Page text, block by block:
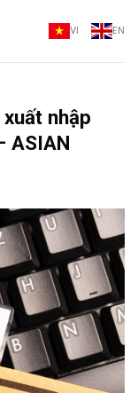
VI EN
nhập
ASIAN